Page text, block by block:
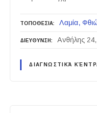
ΤΟΠΟΘΕΣΙΑ Λαμία
ΔΙΕΥΘΥΝΣΗ Ανθήλης 24,
ΔΙΑΓΝΩΣΤΙΚΆ